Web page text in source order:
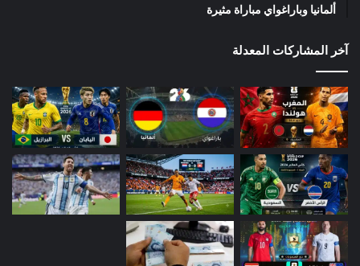
ألمانيا وباراغواي مباراة مثيرة
آخر المشاركات المعدلة